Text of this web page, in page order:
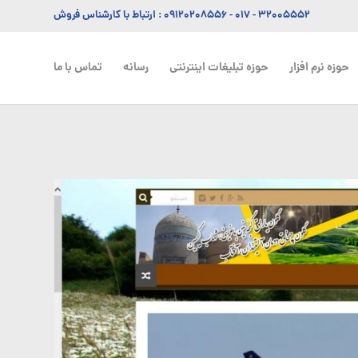
۳۲۰۰۵۵۵۲ - ۰۱۷ -۰۹۱۲۰۲۰۸۵۵۶: ارتباط با کارشناس فروش
حوزه نرم افزار حوزه تبلیغات اینترنتی رسانه تماس با ما